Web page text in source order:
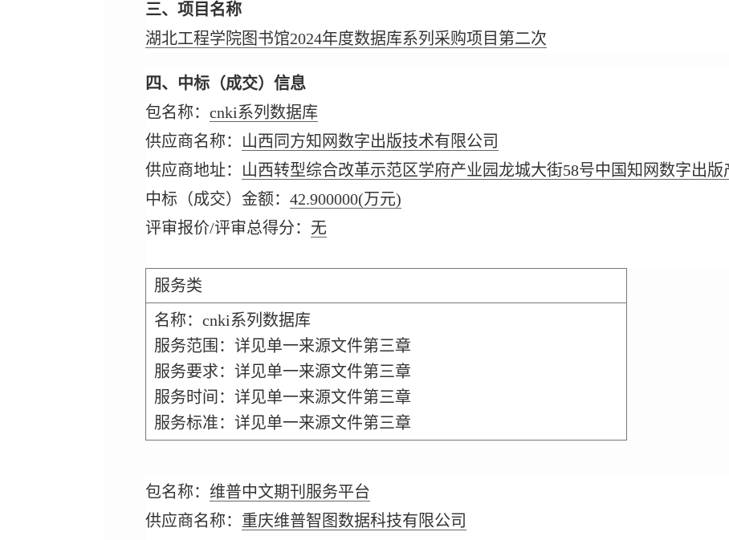
三、项目名称
湖北工程学院图书馆2024年度数据库系列采购项目第二次
四、中标（成交）信息
包名称： cnki系列数据库
供应商名称： 山西同方知网数字出版技术有限公司
供应商地址： 山西转型综合改革示范区学府产业园龙城大街58号中国知网数字出版
中标（成交）金额： 42.900000(万元)
评审报价/评审总得分： 无
服务类
名称：cnki系列数据库
服务范围：详见单一来源文件第三章
服务要求：详见单一来源文件第三章
服务时间：详见单一来源文件第三章
服务标准：详见单一来源文件第三章
包名称： 维普中文期刊服务平台
供应商名称： 重庆维普智图数据科技有限公司